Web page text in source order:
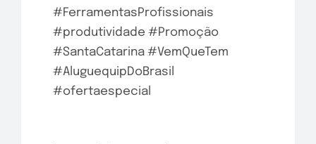
#FerramentasProfissionais
#produtividade #Promoção
#SantaCatarina #VemQueTem
#AluguequipDoBrasil
#ofertaespecial